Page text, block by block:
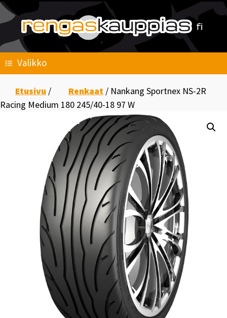
Skip
content
Valikko
Etusivu / Renkaat / Nankang Sportnex NS-2R
Racing Medium 180 245/40-18 97 W